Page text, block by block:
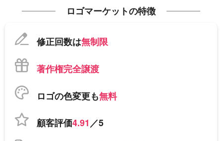
ロゴマーケットの特徴
修正回数は無制限
著作権完全譲渡
ロゴの色変更も無料
顧客評価4.91／5